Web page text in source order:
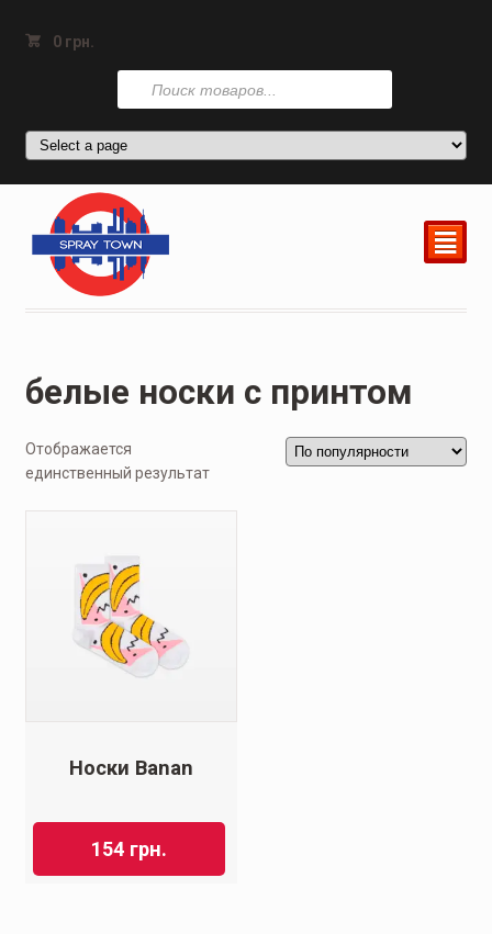
0 грн.
Поиск
товаров
²
белые носки с принтом
Отображается
единственный результат
Носки Banan
154 грн.